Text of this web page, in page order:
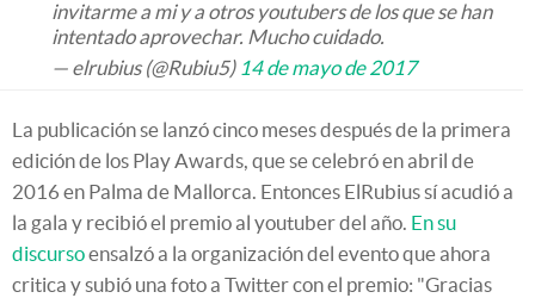
invitarme a mi y a otros youtubers de los que se han
intentado aprovechar. Mucho cuidado.
— elrubius (@Rubiu5) 14 de mayo de 2017
La publicación se lanzó cinco meses después de la primera
edición de los Play Awards, que se celebró en abril de
2016 en Palma de Mallorca. Entonces ElRubius sí acudió a
la gala y recibió el premio al youtuber del año. En su
discursoensalzó a la organización del evento que ahora
critica y subió una foto a Twitter con el premio: "Gracias